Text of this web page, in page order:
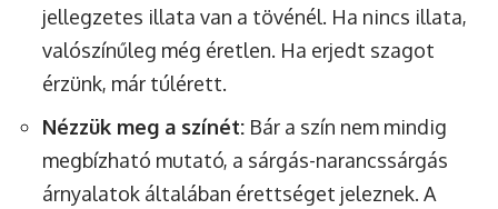
jellegzetes illata van a tövénél. Ha nincs illata,
valószínűleg még éretlen. Ha erjedt szagot
érzünk, már túlérett.
Nézzük meg a színét: Bár a szín nem mindig
megbízható mutató, a sárgás-narancssárgás
árnyalatok általában érettséget jeleznek. A